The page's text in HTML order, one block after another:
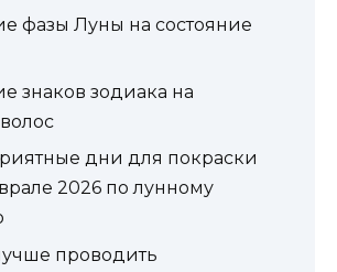
фазы Луны на состояние
знаков зодиака на
дни для покраски
2026 по лунному
проводить